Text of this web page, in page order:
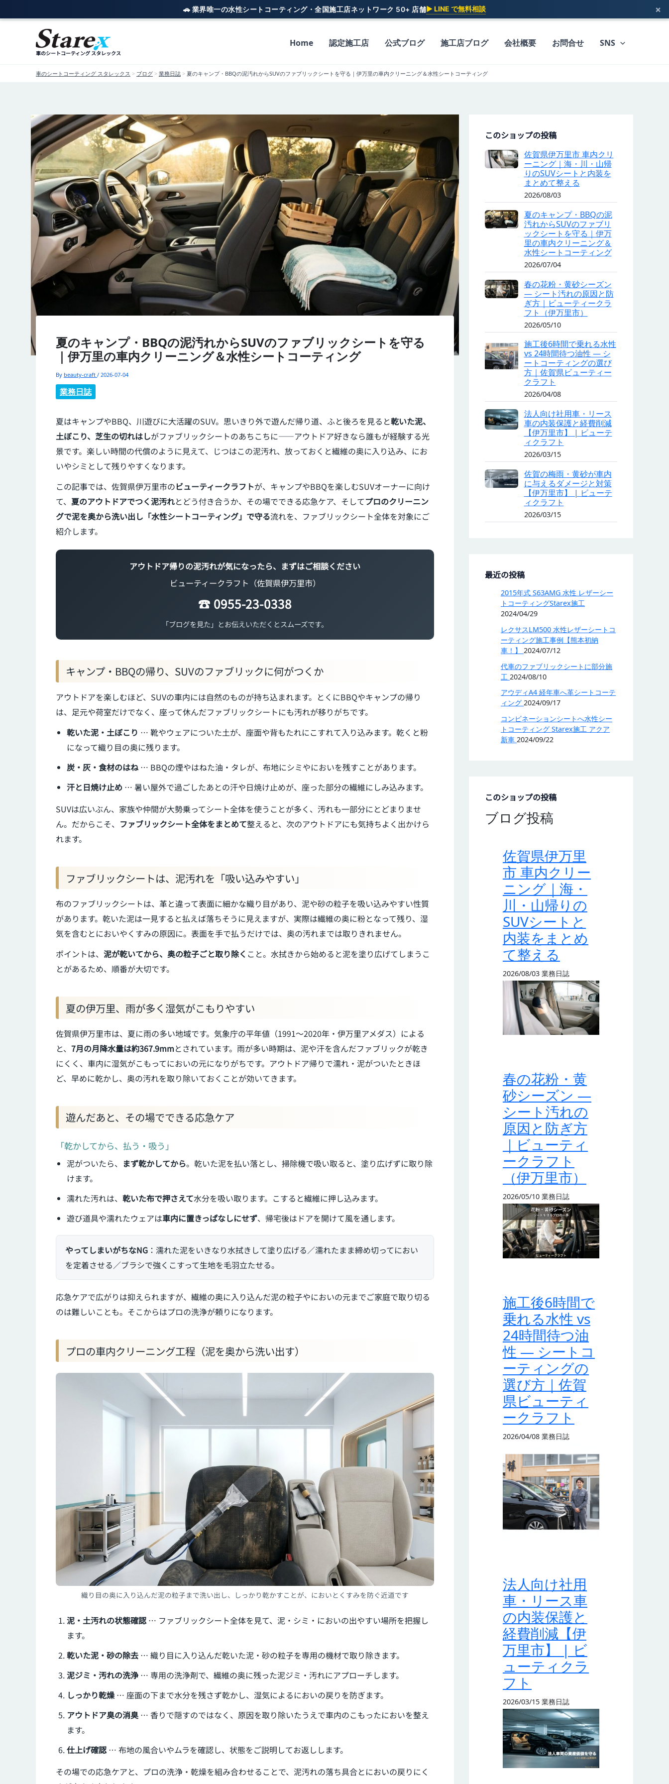
🚗 業界唯一の水性シートコーティング・全国施工店ネットワーク 50+ 店舗▶ LINE で無料相談 ×
車のシートコーティング スタレックス
Home 認定施工店 公式ブログ 施工店ブログ 会社概要 お問合せ SNS
車のシートコーティング スタレックス > ブログ > 業務日誌 > 夏のキャンプ・BBQの泥汚れからSUVのファブリックシートを守る｜伊万里の車内クリーニング＆水性シートコーティング
夏のキャンプ・BBQの泥汚れからSUVのファブリックシートを守る
｜伊万里の車内クリーニング＆水性シートコーティング
By beauty-craft / 2026-07-04
業務日誌
夏はキャンプやBBQ、川遊びに大活躍のSUV。思いきり外で遊んだ帰り道、ふと後ろを見ると乾いた泥、
土ぼこり、芝生の切れはしがファブリックシートのあちこちに——アウトドア好きなら誰もが経験する光
景です。楽しい時間の代償のように見えて、じつはこの泥汚れ、放っておくと繊維の奥に入り込み、にお
いやシミとして残りやすくなります。
この記事では、佐賀県伊万里市のビューティークラフトが、キャンプやBBQを楽しむSUVオーナーに向け
て、 夏のアウトドアでつく泥汚れとどう付き合うか、その場でできる応急ケア、そしてプロのクリーニン
グで泥を奥から洗い出し「水性シートコーティング」で守る流れを、ファブリックシート全体を対象にご
紹介します。
アウトドア帰りの泥汚れが気になったら、まずはご相談ください
ビューティークラフト（佐賀県伊万里市）
☎ 0955-23-0338
「ブログを見た」とお伝えいただくとスムーズです。
キャンプ・BBQの帰り、SUVのファブリックに何がつくか
アウトドアを楽しむほど、SUVの車内には自然のものが持ち込まれます。とくにBBQやキャンプの帰り
は、足元や荷室だけでなく、座って休んだファブリックシートにも汚れが移りがちです。
乾いた泥・土ぼこり … 靴やウェアについた土が、座面や背もたれにこすれて入り込みます。乾くと粉
になって織り目の奥に残ります。
炭・灰・食材のはね … BBQの煙やはねた油・タレが、布地にシミやにおいを残すことがあります。
汗と日焼け止め … 暑い屋外で過ごしたあとの汗や日焼け止めが、座った部分の繊維にしみ込みます。
SUVは広いぶん、家族や仲間が大勢乗ってシート全体を使うことが多く、汚れも一部分にとどまりませ
ん。だからこそ、 ファブリックシート全体をまとめて整えると、次のアウトドアにも気持ちよく出かけら
れます。
ファブリックシートは、泥汚れを「吸い込みやすい」
布のファブリックシートは、革と違って表面に細かな織り目があり、泥や砂の粒子を吸い込みやすい性質
があります。乾いた泥は一見すると払えば落ちそうに見えますが、実際は繊維の奥に粉となって残り、湿
気を含むとにおいやくすみの原因に。表面を手で払うだけでは、奥の汚れまでは取りきれません。
ポイントは、 泥が乾いてから、奥の粒子ごと取り除く こと。水拭きから始めると泥を塗り広げてしまうこ
とがあるため、順番が大切です。
夏の伊万里、雨が多く湿気がこもりやすい
佐賀県伊万里市は、夏に雨の多い地域です。気象庁の平年値（1991〜2020年・伊万里アメダス）による
と、 7月の月降水量は約367.9mmとされています。雨が多い時期は、泥や汗を含んだファブリックが乾き
にくく、車内に湿気がこもってにおいの元になりがちです。アウトドア帰りで濡れ・泥がついたときほ
ど、早めに乾かし、奥の汚れを取り除いておくことが効いてきます。
遊んだあと、その場でできる応急ケア
「乾かしてから、払う・吸う」
泥がついたら、 まず乾かしてから。乾いた泥を払い落とし、掃除機で吸い取ると、塗り広げずに取り除
けます。
濡れた汚れは、乾いた布で押さえて水分を吸い取ります。こすると繊維に押し込みます。
遊び道具や濡れたウェアは車内に置きっぱなしにせず、帰宅後はドアを開けて風を通します。
やってしまいがちなNG ：濡れた泥をいきなり水拭きして塗り広げる／濡れたまま締め切ってにおい
を定着させる／ブラシで強くこすって生地を毛羽立たせる。
応急ケアで広がりは抑えられますが、繊維の奥に入り込んだ泥の粒子やにおいの元までご家庭で取り切る
のは難しいことも。そこからはプロの洗浄が頼りになります。
プロの車内クリーニング工程（泥を奥から洗い出す）
織り目の奥に入り込んだ泥の粒子まで洗い出し、しっかり乾かすことが、においとくすみを防ぐ近道です
泥・土汚れの状態確認 … ファブリックシート全体を見て、泥・シミ・においの出やすい場所を把握し
ます。
乾いた泥・砂の除去 … 織り目に入り込んだ乾いた泥・砂の粒子を専用の機材で取り除きます。
泥ジミ・汚れの洗浄 … 専用の洗浄剤で、繊維の奥に残った泥ジミ・汚れにアプローチします。
しっかり乾燥 … 座面の下まで水分を残さず乾かし、湿気によるにおいの戻りを防ぎます。
アウトドア臭の消臭 … 香りで隠すのではなく、原因を取り除いたうえで車内のこもったにおいを整え
ます。
仕上げ確認 … 布地の風合いやムラを確認し、状態をご説明してお返しします。
その場での応急ケアと、プロの洗浄・乾燥を組み合わせることで、泥汚れの落ち具合とにおいの戻りにく
このショップの投稿
佐賀県伊万里市 車内クリ
ーニング｜海・川・山帰
りのSUVシートと内装を
まとめて整える
2026/08/03
夏のキャンプ・BBQの泥
汚れからSUVのファブリ
ックシートを守る｜伊万
里の車内クリーニング＆
水性シートコーティング
2026/07/04
春の花粉・黄砂シーズン
— シート汚れの原因と防
ぎ方｜ビューティークラ
フト（伊万里市）
2026/05/10
施工後6時間で乗れる水性
vs 24時間待つ油性 — シ
ートコーティングの選び
方｜佐賀県ビューティー
クラフト
2026/04/08
法人向け社用車・リース
車の内装保護と経費削減
【伊万里市】 | ビューテ
ィクラフト
2026/03/15
佐賀の梅雨・黄砂が車内
に与えるダメージと対策
【伊万里市】 | ビューテ
ィクラフト
2026/03/15
最近の投稿
2015年式 S63AMG 水性 レザーシー
トコーティングStarex施工
2024/04/29
レクサスLM500 水性レザーシートコ
ーティング施工事例【熊本初納
車！】 2024/07/12
代車のファブリックシートに部分施
工 2024/08/10
アウディA4 経年車へ革シートコーテ
ィング 2024/09/17
コンビネーションシートへ水性シー
トコーティング Starex施工 アクア
新車 2024/09/22
このショップの投稿
ブログ投稿
佐賀県伊万里
市 車内クリー
ニング｜海・
川・山帰りの
SUVシートと
内装をまとめ
て整える
2026/08/03 業務日誌
春の花粉・黄
砂シーズン —
シート汚れの
原因と防ぎ方
｜ビューティ
ークラフト
（伊万里市）
2026/05/10 業務日誌
施工後6時間で
乗れる水性 vs
24時間待つ油
性 — シートコ
ーティングの
選び方｜佐賀
県ビューティ
ークラフト
2026/04/08 業務日誌
法人向け社用
車・リース車
の内装保護と
経費削減【伊
万里市】 | ビ
ューティクラ
フト
2026/03/15 業務日誌